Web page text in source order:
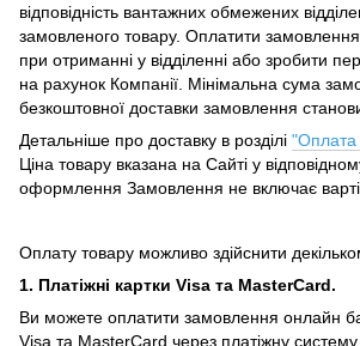
відповідність вантажних обмежених
замовленого товару. Оплатити
при отриманні у відділенні або зробити
на рахунок Компанії. Мінімальна сума
безкоштовної доставки замовлення
Детальніше про доставку в розділі "Оплата
Ціна товару вказана на Сайті у
оформлення Замовлення не включає
Оплату товару можливо здійснити
1. Платіжні картки Visa та MasterCard.
Ви можете оплатити замовлення онлайн
Visa та MasterCard через платіжну систему